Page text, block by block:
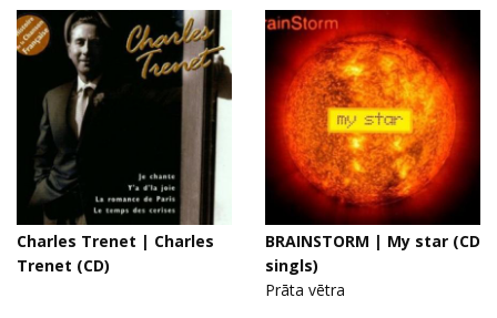
Charles Trenet | Charles
Trenet (CD)
BRAINSTORM | My star (CD
singls)
Prāta vētra